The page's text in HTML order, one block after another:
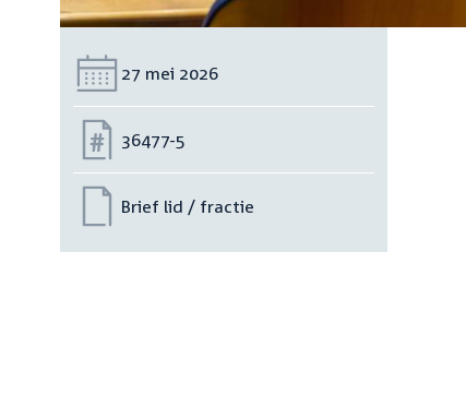
Datum:
27 mei 2026
Nummer:
36477-5
Brief lid / fractie